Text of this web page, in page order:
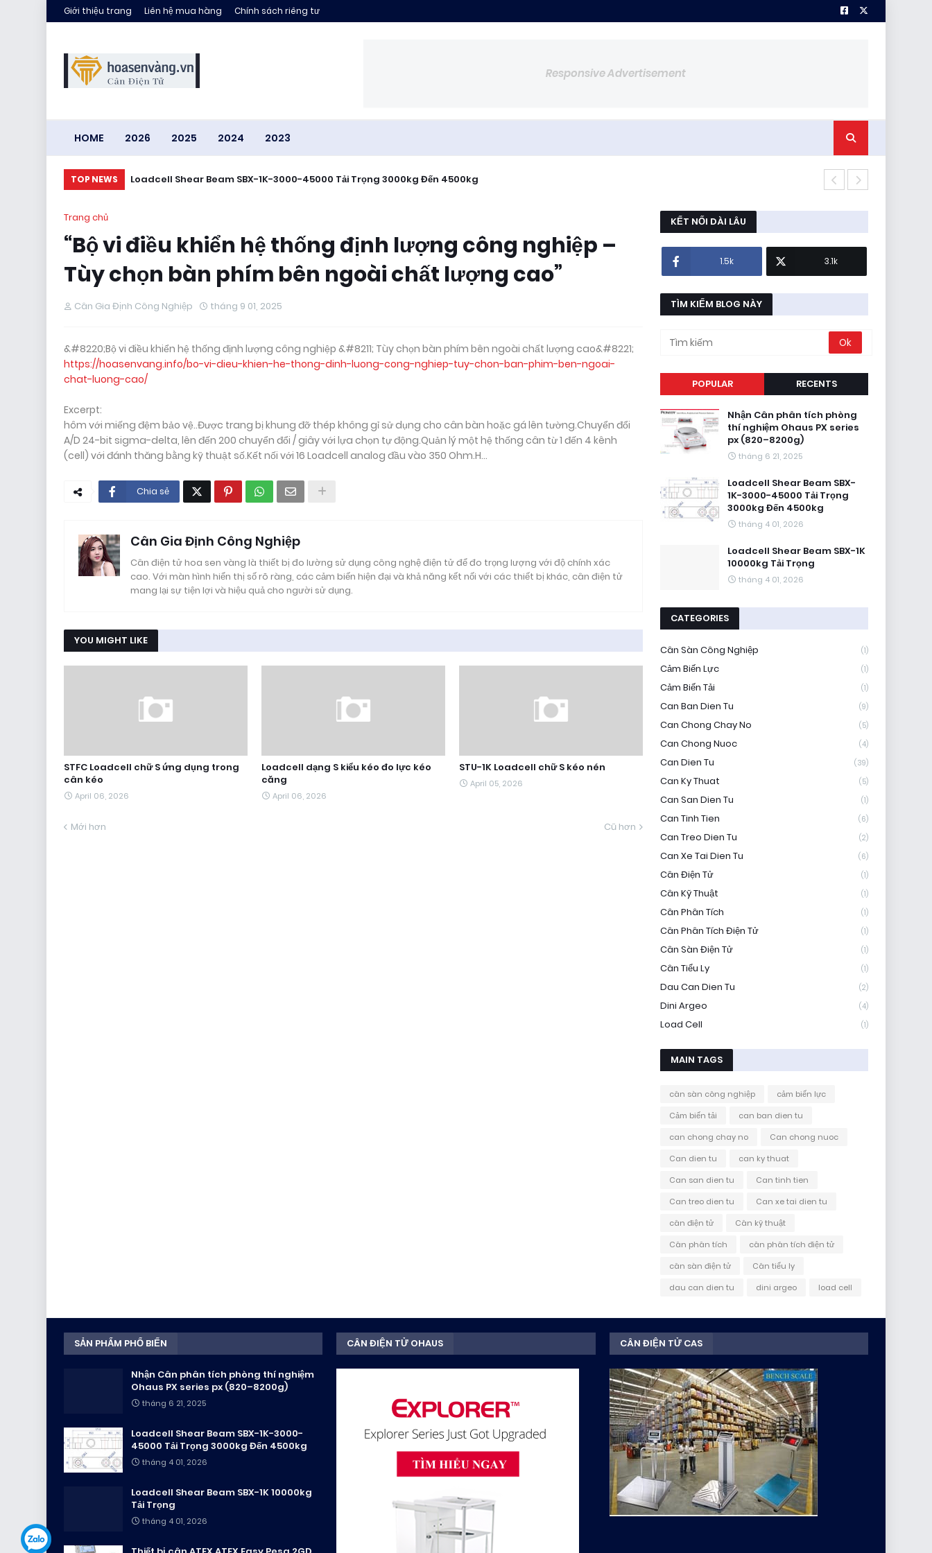
Giới thiệu trang Liên hệ mua hàng Chính sách riêng tư
Responsive Advertisement
HOME 2026 2025 2024 2023
TOP NEWS Loadcell Shear Beam SBX-1K-3000-45000 Tải Trọng 3000kg Đến 4500kg
Trang chủ
“Bộ vi điều khiển hệ thống định lượng công nghiệp –
Tùy chọn bàn phím bên ngoài chất lượng cao”
Cân Gia Định Công Nghiệp tháng 9 01, 2025
&#8220;Bộ vi điều khiển hệ thống định lượng công nghiệp &#8211; Tùy chọn bàn phím bên ngoài chất lượng cao&#8221;
https://hoasenvang.info/bo-vi-dieu-khien-he-thong-dinh-luong-cong-nghiep-tuy-chon-ban-phim-ben-ngoai-
chat-luong-cao/
Excerpt:
hôm với miếng đệm bảo vệ..Được trang bị khung đỡ thép không gỉ sử dụng cho cân bàn hoặc gá lên tường.Chuyển đổi
A/D 24-bit sigma-delta, lên đến 200 chuyển đổi / giây với lựa chọn tự động.Quản lý một hệ thống cân từ 1 đến 4 kênh
(cell) với đánh thăng bằng kỹ thuật số.Kết nối với 16 Loadcell analog đầu vào 350 Ohm.H...
Chia sẻ
Cân Gia Định Công Nghiệp
Cân điện tử hoa sen vàng là thiết bị đo lường sử dụng công nghệ điện tử để đo trọng lượng với độ chính xác
cao. Với màn hình hiển thị số rõ ràng, các cảm biến hiện đại và khả năng kết nối với các thiết bị khác, cân điện tử
mang lại sự tiện lợi và hiệu quả cho người sử dụng.
YOU MIGHT LIKE
STFC Loadcell chữ S ứng dụng trong
cân kéo
April 06, 2026
Loadcell dạng S kiểu kéo đo lực kéo
căng
April 06, 2026
STU-1K Loadcell chữ S kéo nén
April 05, 2026
Mới hơn Cũ hơn
KẾT NỐI DÀI LÂU
1.5k 3.1k
TÌM KIẾM BLOG NÀY
POPULAR RECENTS
Nhận Cân phân tích phòng
thí nghiệm Ohaus PX series
px (820–8200g)
tháng 6 21, 2025
Loadcell Shear Beam SBX-
1K-3000-45000 Tải Trọng
3000kg Đến 4500kg
tháng 4 01, 2026
Loadcell Shear Beam SBX-1K
10000kg Tải Trọng
tháng 4 01, 2026
CATEGORIES
Cân Sàn Công Nghiệp (1)
Cảm Biến Lực (1)
Cảm Biến Tải (1)
Can Ban Dien Tu (9)
Can Chong Chay No (5)
Can Chong Nuoc (4)
Can Dien Tu (39)
Can Ky Thuat (5)
Can San Dien Tu (1)
Can Tinh Tien (6)
Can Treo Dien Tu (2)
Can Xe Tai Dien Tu (6)
Cân Điện Tử (1)
Cân Kỹ Thuật (1)
Cân Phân Tích (1)
Cân Phân Tích Điện Tử (1)
Cân Sàn Điện Tử (1)
Cân Tiểu Ly (1)
Dau Can Dien Tu (2)
Dini Argeo (4)
Load Cell (1)
MAIN TAGS
cân sàn công nghiệp
cảm biến lực
Cảm biến tải
can ban dien tu
can chong chay no
Can chong nuoc
Can dien tu
can ky thuat
Can san dien tu
Can tinh tien
Can treo dien tu
Can xe tai dien tu
cân điện tử
Cân kỹ thuật
Cân phân tích
cân phân tích điện tử
cân sàn điện tử
Cân tiểu ly
dau can dien tu
dini argeo load cell
SẢN PHẨM PHỔ BIẾN
Nhận Cân phân tích phòng thí nghiệm
Ohaus PX series px (820–8200g)
tháng 6 21, 2025
Loadcell Shear Beam SBX-1K-3000-
45000 Tải Trọng 3000kg Đến 4500kg
tháng 4 01, 2026
Loadcell Shear Beam SBX-1K 10000kg
Tải Trọng
tháng 4 01, 2026
CÂN ĐIỆN TỬ OHAUS CÂN ĐIỆN TỬ CAS